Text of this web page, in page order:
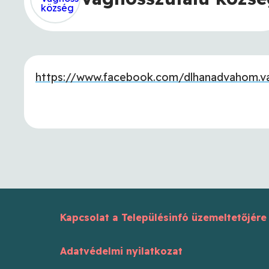
https://www.facebook.com/
Kapcsolat a Településinfó üzemeltetőjére
Adatvédelmi nyilatkozat